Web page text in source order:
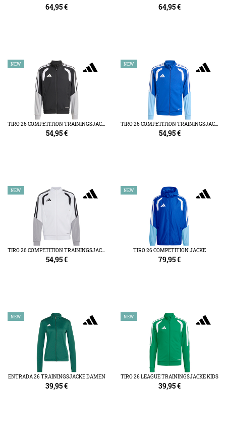
64,95€ 64,95€
NEW
TIRO 26 COMPETITION TRAININGSJACKE KIDS
54,95€
NEW
TIRO 26 COMPETITION TRAININGSJACKE KIDS
54,95€
NEW
TIRO 26 COMPETITION TRAININGSJACKE KIDS
54,95€
NEW
TIRO 26 COMPETITION JACKE
79,95€
NEW
ENTRADA 26 TRAININGSJACKE DAMEN
39,95€
NEW
TIRO 26 LEAGUE TRAININGSJACKE KIDS
39,95€